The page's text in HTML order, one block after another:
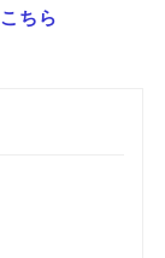
こちら